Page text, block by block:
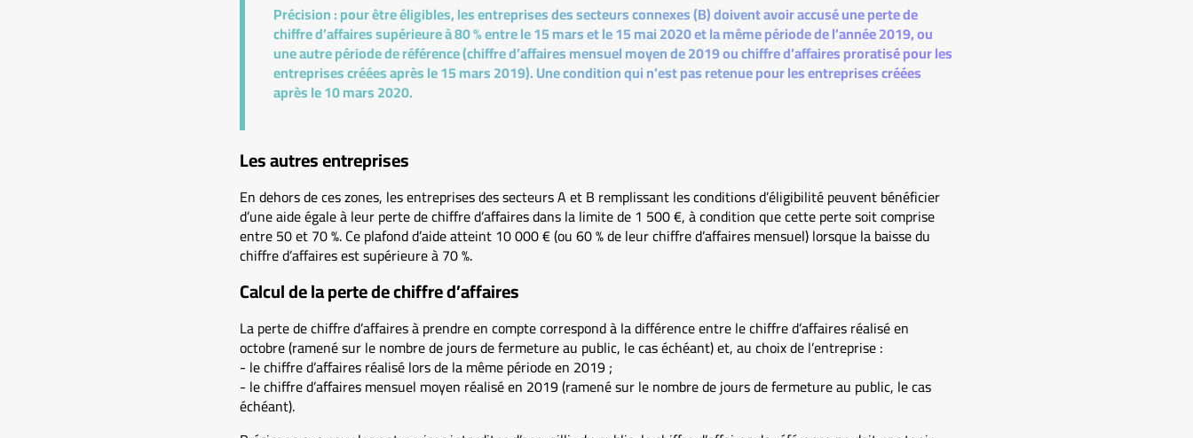
Précision :pour être éligibles, les entreprises des secteurs connexes (B) doivent avoir accusé une perte de
chiffre d’affaires supérieure à 80 % entre le 15 mars et le 15 mai 2020 et la même période de l’année 2019, ou
une autre période de référence (chiffre d’affaires mensuel moyen de 2019 ou chiffre d’affaires proratisé pour les
entreprises créées après le 15 mars 2019). Une condition qui n’est pas retenue pour les entreprises créées
après le 10 mars 2020.
Les autres entreprises
En dehors de ces zones, les entreprises des secteurs A et B remplissant les conditions d’éligibilité peuvent bénéficier
d’une aide égale à leur perte de chiffre d’affaires dans la limite de 1 500 €, à condition que cette perte soit comprise
entre 50 et 70 %. Ce plafond d’aide atteint 10 000 € (ou 60 % de leur chiffre d’affaires mensuel) lorsque la baisse du
chiffre d’affaires est supérieure à 70 %.
Calcul de la perte de chiffre d’affaires
La perte de chiffre d’affaires à prendre en compte correspond à la différence entre le chiffre d’affaires réalisé en
octobre (ramené sur le nombre de jours de fermeture au public, le cas échéant) et, au choix de l’entreprise :
- le chiffre d’affaires réalisé lors de la même période en 2019 ;
- le chiffre d’affaires mensuel moyen réalisé en 2019 (ramené sur le nombre de jours de fermeture au public, le cas
échéant).